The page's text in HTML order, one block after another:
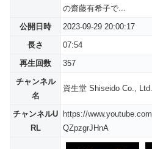
の齋藤有希子で...
公開日時
2023-09-29 20:00:17
長さ
07:54
再生回数
357
チャンネル
名
資生堂 Shiseido Co., Ltd.
チャンネルU
RL
https://
QZpzgrJHnA